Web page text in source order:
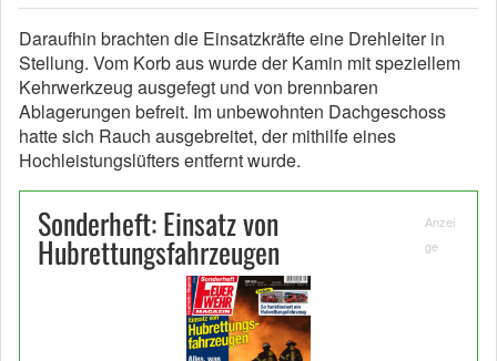
Daraufhin brachten die Einsatzkräfte eine Drehleiter in
Stellung. Vom Korb aus wurde der Kamin mit speziellem
Kehrwerkzeug ausgefegt und von brennbaren
Ablagerungen befreit. Im unbewohnten Dachgeschoss
hatte sich Rauch ausgebreitet, der mithilfe eines
Hochleistungslüfters entfernt wurde.
Sonderheft: Einsatz von
Hubrettungsfahrzeugen
Anzei
ge